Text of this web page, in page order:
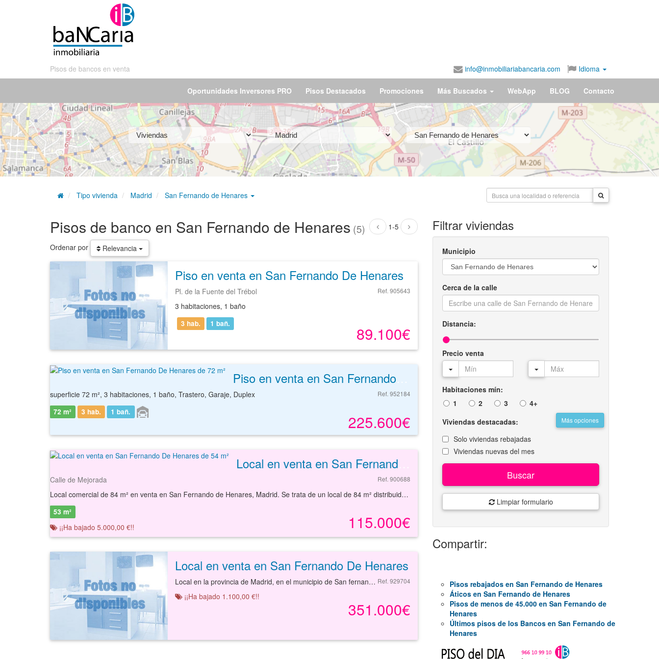
Pisos de bancos en venta info@inmobiliariabancaria.com Idioma
Oportunidades Inversores PRO Pisos Destacados Promociones Más Buscados WebApp BLOG Contacto
Tipo vivienda Madrid San Fernando de Henares
1-5
Pisos de banco en San Fernando de Henares (5)
Ordenar por Relevancia
Piso en venta en San Fernando De Henares
Pl. de la Fuente del Trébol Ref. 905643
3 habitaciones, 1 baño
89.100€
3 hab. 1 bañ.
Ref. 952184
superficie 72 m², 3 habitaciones, 1 baño, Trastero, Garaje, Duplex
225.600€
72 m² 3 hab. 1 bañ.
Calle de Mejorada Ref. 900688
Local comercial de 84 m² en venta en San Fernando de Henares, Madrid. Se trata de un local de 84 m² distribuidos en varias dependencias. Cuenta con acceso directo desde calle. El local se sitúa en el núcleo urbano de la población, teniendo buenos accesos por carretera. Ofrece conexión por transporte público al estar cerca de paradas de autobús de metro y de la estación de tren. En los alrededores podemos encontrar servicios como supermercados, restaurantes, instalaciones deportivas, centros educativos, oficinas bancarias, otros negocios comerciales, etc. Cerca de la plaza Ondarreta. Por todo ello, se trata de un local idóneo donde emprender su negocio. Con nuestros servicios podrá conocer las posibilidades reales respecto a este local y comenzar su actividad cuanto antes. Empiece ahora mismo pidiendo más información. Un responsable cercano a usted le atenderá personalmente.
115.000€
53 m²
¡¡Ha bajado 5.000,00 €!!
Local en venta en San Fernando De Henares
Ref. 929704
Local en la provincia de Madrid, en el municipio de San fernando de henares, en la calle CLJOSE ALIX Y ALIX. CON INCIDENCIAS.INMUEBLE ALQUILADO-NO VISITABLE.
351.000€
¡¡Ha bajado 1.100,00 €!!
Filtrar viviendas
Municipio
Cerca de la calle
Distancia:
Precio venta
Habitaciones mín:
1
2 3 4+
Más opciones
Viviendas destacadas:
Solo viviendas rebajadas
Viviendas nuevas del mes
Buscar
Limpiar formulario
Compartir:
Pisos rebajados en San Fernando de Henares
Áticos en San Fernando de Henares
Pisos de menos de 45.000 en San Fernando de
Henares
Últimos pisos de los Bancos en San Fernando de
Henares